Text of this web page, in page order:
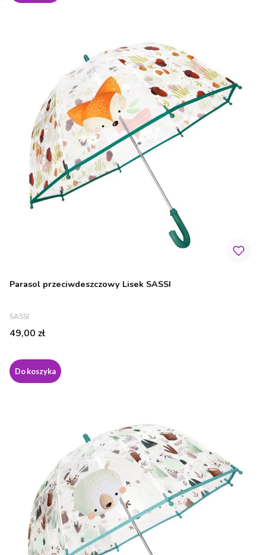
Parasol przeciwdeszczowy Lisek SASSI
PRODUCENT
SASSI
Cena
49,00 zł
Do koszyka